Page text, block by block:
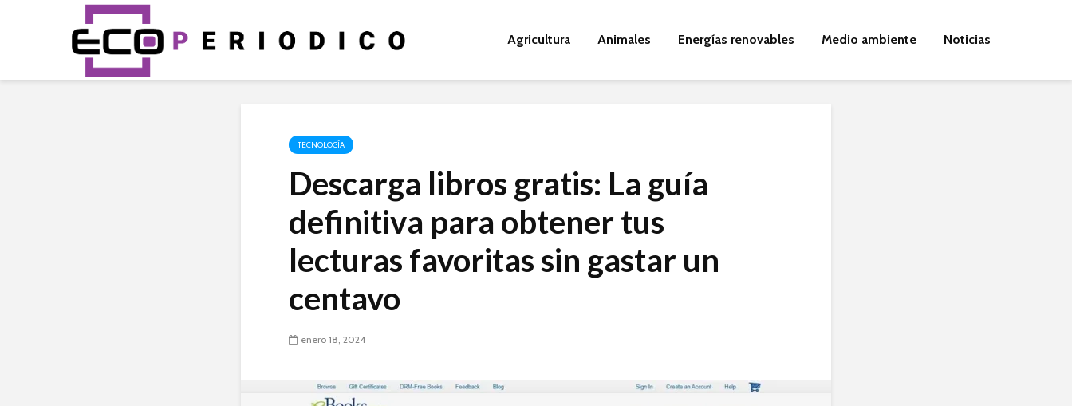
Agricultura Animales Energías renovables Medio ambiente Noticias
TECNOLOGÍA
Descarga libros gratis: La guía
definitiva para obtener tus
lecturas favoritas sin gastar un
centavo
enero 18, 2024